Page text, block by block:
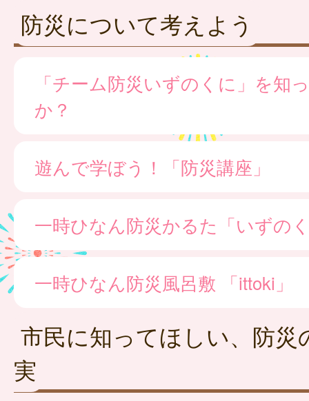
防災について考えよう
「チーム防災いずのくに」を知
か？
遊んで学ぼう！「防災講座」
一時ひなん防災かるた「いずの
一時ひなん防災風呂敷 「ittoki」
市民に知ってほしい、防災
実